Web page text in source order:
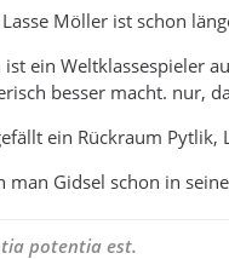
Möller ist schon
ist ein Weltklassespieler
besser macht. nur,
ein Rückraum Pytlik,
man Gidsel schon in
potentia est.